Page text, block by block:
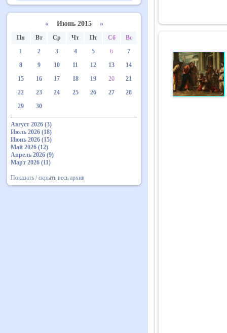
«Июнь 2015 »
Пн Вт Ср Чт Пт Сб
Вс
1
2 3 4 5 6
7
8
9 10 11 12 13
14
15
16 17 18 19 20
21
22
23 24 25 26 27
28
29
30
Август 2026 (3)
Июль 2026 (18)
Июнь 2026 (15)
Май 2026 (12)
Апрель 2026 (9)
Март 2026 (11)
Показать / скрыть весь архив